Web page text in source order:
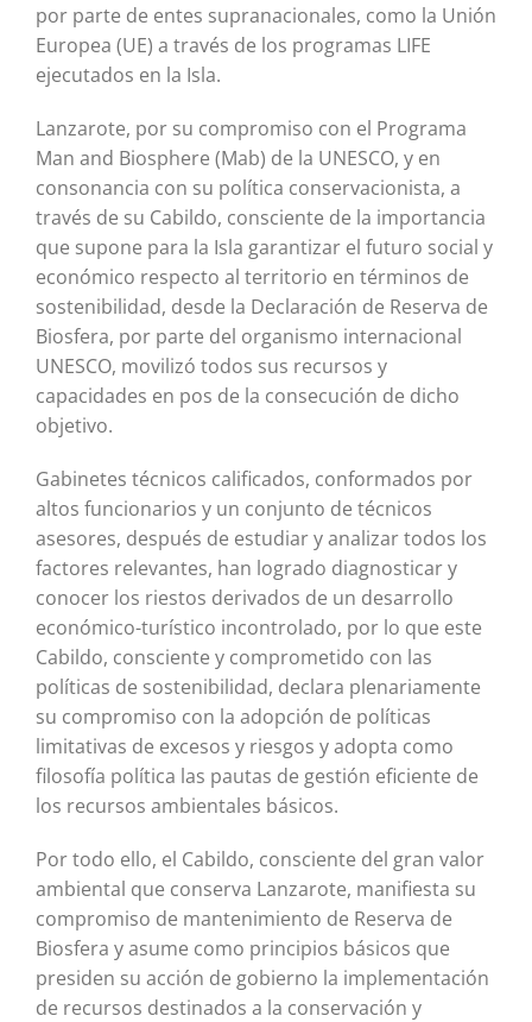
por parte de entes supranacionales, como la Unión
Europea (UE) a través de los programas LIFE
ejecutados en la Isla.
Lanzarote, por su compromiso con el Programa
Man and Biosphere (Mab) de la UNESCO, y en
consonancia con su política conservacionista, a
través de su Cabildo, consciente de la importancia
que supone para la Isla garantizar el futuro social y
económico respecto al territorio en términos de
sostenibilidad, desde la Declaración de Reserva de
Biosfera, por parte del organismo internacional
UNESCO, movilizó todos sus recursos y
capacidades en pos de la consecución de dicho
objetivo.
Gabinetes técnicos calificados, conformados por
altos funcionarios y un conjunto de técnicos
asesores, después de estudiar y analizar todos los
factores relevantes, han logrado diagnosticar y
conocer los riestos derivados de un desarrollo
económico-turístico incontrolado, por lo que este
Cabildo, consciente y comprometido con las
políticas de sostenibilidad, declara plenariamente
su compromiso con la adopción de políticas
limitativas de excesos y riesgos y adopta como
filosofía política las pautas de gestión eficiente de
los recursos ambientales básicos.
Por todo ello, el Cabildo, consciente del gran valor
ambiental que conserva Lanzarote, manifiesta su
compromiso de mantenimiento de Reserva de
Biosfera y asume como principios básicos que
presiden su acción de gobierno la implementación
de recursos destinados a la conservación y